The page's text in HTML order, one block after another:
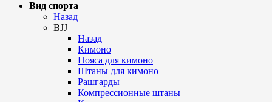
Вид спорта
Назад
BJJ
Назад
Кимоно
Пояса для кимоно
Штаны для кимоно
Рашгарды
Компрессионные штаны